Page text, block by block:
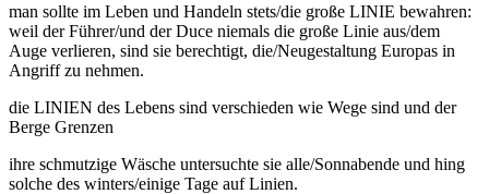
man sollte im Leben und Handeln stets/die große LINIE bewahren:
weil der Führer/und der Duce niemals die große Linie aus/dem
Auge verlieren, sind sie berechtigt, die/Neugestaltung Europas in
Angriff zu nehmen.
die LINIEN des Lebens sind verschieden wie Wege sind und der
Berge Grenzen
ihre schmutzige Wäsche untersuchte sie alle/Sonnabende und hing
solche des winters/einige Tage auf Linien.